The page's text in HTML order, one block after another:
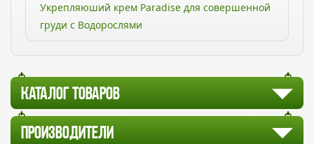
Укрепляюший крем Paradise для совершенной
груди с Водорослями
КАТАЛОГ ТОВАРОВ
ПРОИЗВОДИТЕЛИ